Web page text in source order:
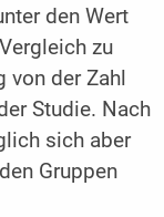
den Wert
zu
von der Zahl
Studie. Nach
sich aber
Gruppen